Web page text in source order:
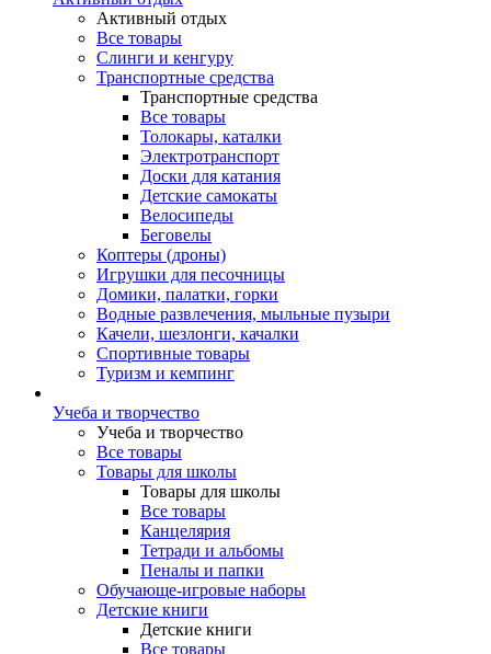
Активный отдых
Все товары
Слинги и кенгуру
Транспортные средства
Транспортные средства
Все товары
Толокары, каталки
Электротранспорт
Доски для катания
Детские самокаты
Велосипеды
Беговелы
Коптеры (дроны)
Игрушки для песочницы
Домики, палатки, горки
Водные развлечения, мыльные пузыри
Качели, шезлонги, качалки
Спортивные товары
Туризм и кемпинг
Учеба и творчество
Учеба и творчество
Все товары
Товары для школы
Товары для школы
Все товары
Канцелярия
Тетради и альбомы
Пеналы и папки
Обучающе-игровые наборы
Детские книги
Детские книги
Все товары